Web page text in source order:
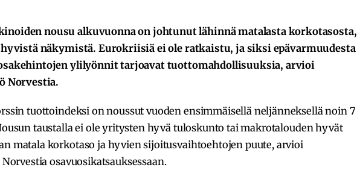
nousu alkuvuonna on johtunut lähinnä matalasta korkotasosta,
näkymistä. Eurokriisiä ei ole ratkaistu, ja siksi epävarmuudesta
ylilyönnit tarjoavat tuottomahdollisuuksia, arvioi
Norvestia.
tuottoindeksi on noussut vuoden ensimmäisellä neljänneksellä noin 7
taustalla ei ole yritysten hyvä tuloskunto tai makrotalouden hyvät
matala korkotaso ja hyvien sijoitusvaihtoehtojen puute, arvioi
osavuosikatsauksessaan.